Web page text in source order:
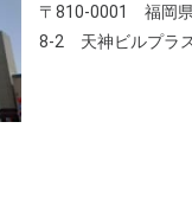
〒810-0001 福岡
8-2 天神ビルプラ